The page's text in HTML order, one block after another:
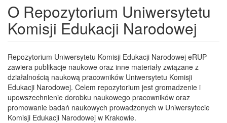
O Repozytorium Uniwersytetu
Komisji Edukacji Narodowej
Repozytorium Uniwersytetu Komisji Edukacji Narodowej eRUP
zawiera publikacje naukowe oraz inne materiały związane z
działalnością naukową pracowników Uniwersytetu Komisji
Edukacji Narodowej. Celem repozytorium jest gromadzenie i
upowszechnienie dorobku naukowego pracowników oraz
promowanie badań naukowych prowadzonych w Uniwersytecie
Komisji Edukacji Narodowej w Krakowie.